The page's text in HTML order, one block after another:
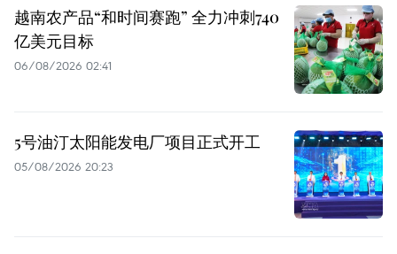
越南农产品“和时间赛跑” 全力冲刺740
亿美元目标
06/08/2026 02:41
5号油汀太阳能发电厂项目正式开工
05/08/2026 20:23